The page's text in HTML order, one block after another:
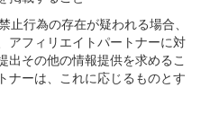
止行為の存在が疑われる場合、
アフィリエイトパートナーに対
出その他の情報提供を求めるこ
ナーは、これに応じるものとす